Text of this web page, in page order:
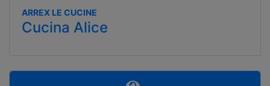
ARREX LE CUCINE
Cucina Alice